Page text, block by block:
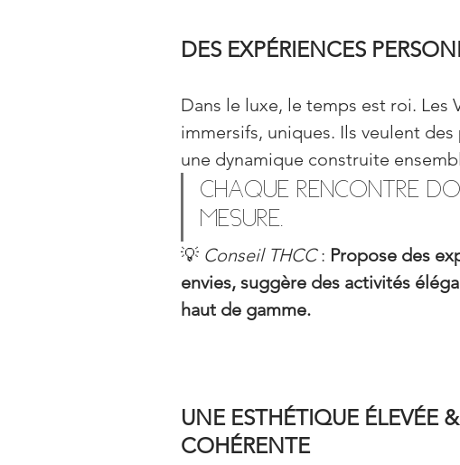
DES EXPÉRIENCES
Dans le luxe, le temps est roi. Les
immersifs, uniques. Ils veulent
une dynamique construite
Chaque rencontre
mesure.
💡 Conseil THCC : Propose des
envies, suggère des activités
haut de gamme.
UNE ESTHÉTIQUE ÉLEVÉE
COHÉRENTE